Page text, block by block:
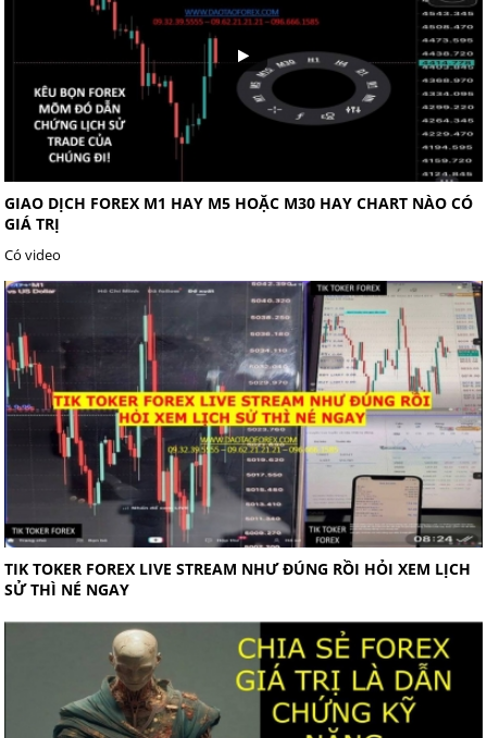
GIAO DỊCH FOREX M1 HAY M5 HOẶC M30 HAY CHART NÀO CÓ
GIÁ TRỊ
Có video
TIK TOKER FOREX LIVE STREAM NHƯ ĐÚNG RỒI HỎI XEM LỊCH
SỬ THÌ NÉ NGAY